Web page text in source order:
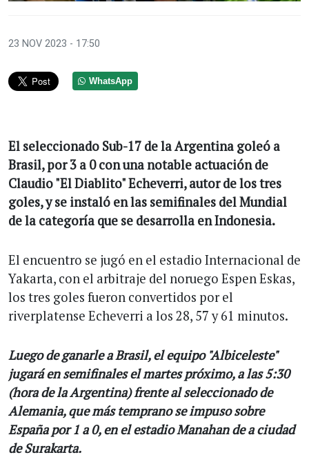
23 NOV 2023 - 17:50
WhatsApp
El seleccionado Sub-17 de la Argentina goleó a
Brasil, por 3 a 0 con una notable actuación de
Claudio "El Diablito" Echeverri, autor de los tres
goles, y se instaló en las semifinales del Mundial
de la categoría que se desarrolla en Indonesia.
El encuentro se jugó en el estadio Internacional de
Yakarta, con el arbitraje del noruego Espen Eskas,
los tres goles fueron convertidos por el
riverplatense Echeverri a los 28, 57 y 61 minutos.
Luego de ganarle a Brasil, el equipo "Albiceleste"
jugará en semifinales el martes próximo, a las 5:30
(hora de la Argentina) frente al seleccionado de
Alemania, que más temprano se impuso sobre
España por 1 a 0, en el estadio Manahan de a ciudad
de Surakarta.